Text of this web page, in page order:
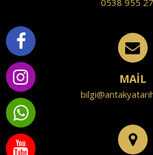
0538 955
MAİL